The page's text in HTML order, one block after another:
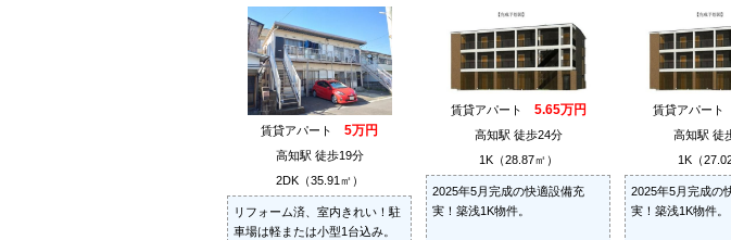
賃貸アパート 5万円
高知駅 徒歩19分
2DK（35.91㎡）
リフォーム済、室内きれい！駐
車場は軽または小型1台込み。
賃貸アパート 5.65万円
高知駅 徒歩24分
1K（28.87㎡）
2025年5月完成の快適設備充
実！築浅1K物件。
賃貸アパート
高知駅 徒
1K（27.02
2025年5月完成の
実！築浅1K物件。